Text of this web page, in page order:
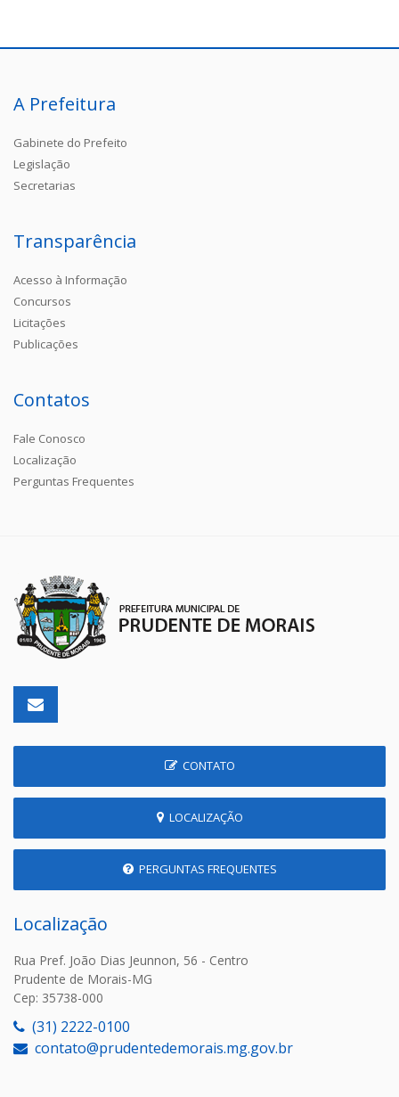
A Prefeitura
Gabinete do Prefeito
Legislação
Secretarias
Transparência
Acesso à Informação
Concursos
Licitações
Publicações
Contatos
Fale Conosco
Localização
Perguntas Frequentes
CONTATO
LOCALIZAÇÃO
PERGUNTAS FREQUENTES
Localização
Rua Pref. João Dias Jeunnon, 56 - Centro
Prudente de Morais-MG
Cep: 35738-000
(31) 2222-0100
contato@prudentedemorais.mg.gov.br